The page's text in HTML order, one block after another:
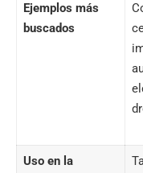
Ejemplos más
buscados
Uso en la